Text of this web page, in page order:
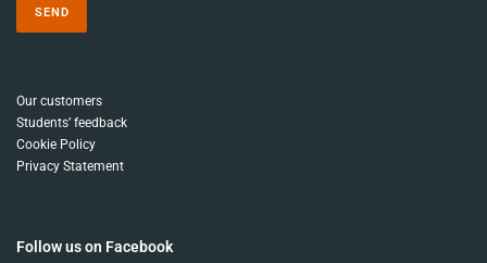
Our customers
Students’ feedback
Cookie Policy
Privacy Statement
Follow us on Facebook